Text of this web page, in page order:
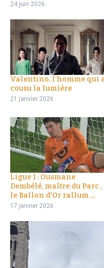
24 juin 2026
Valentino, l’homme qui
cousu la lumière
21 janvier 2026
Ligue 1 : Ousmane
Dembélé, maître du Parc ,
le Ballon d’Or rallum ...
17 janvier 2026